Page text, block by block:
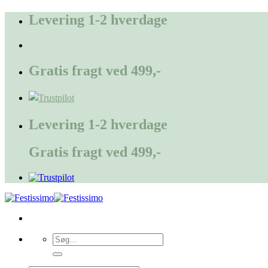
FortsætLevering 1-2 hverdage
Gratis fragt ved 499,-
Levering 1-2 hverdage
Gratis fragt ved 499,-
Søg
efter: